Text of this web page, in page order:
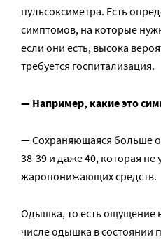
пульсоксиметра. Есть
симптомов, на которые
если они есть, высока
требуется госпитализация.
— Например, какие это
— Сохраняющаяся больше
38-39 и даже 40, которая не
жаропонижающих средств.
Одышка, то есть ощущение
числе одышка в состоянии